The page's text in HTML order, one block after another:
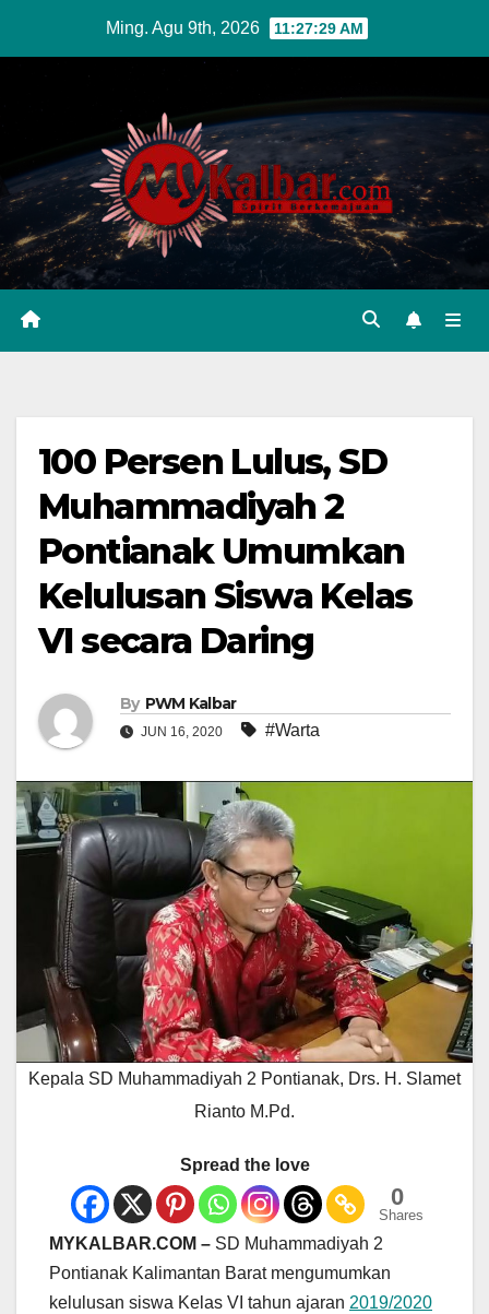
Ming. Agu 9th, 2026 11:27:30 AM
100 Persen Lulus, SD
Muhammadiyah 2
Pontianak Umumkan
Kelulusan Siswa Kelas
VI secara Daring
By PWM Kalbar
JUN 16, 2020 #Warta
Kepala SD Muhammadiyah 2 Pontianak, Drs. H. Slamet
Rianto M.Pd.
Spread the love
0
Shares
MYKALBAR.COM – SD Muhammadiyah 2
Pontianak Kalimantan Barat mengumumkan
kelulusan siswa Kelas VI tahun ajaran 2019/2020